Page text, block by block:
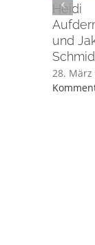
Heidi
und
Schmid
28. März